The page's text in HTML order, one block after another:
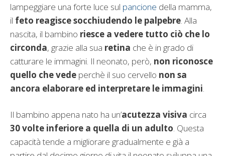
lampeggiare una forte luce sul pancione della mamma,
il feto reagisce socchiudendo le palpebre . Alla
nascita, il bambino riesce a vedere tutto ciò che lo
circonda, grazie alla sua retina che è in grado di
catturare le immagini. Il neonato, però, non riconosce
quello che vede perchè il suo cervello non sa
ancora elaborare ed interpretare le immagini
Il bambino appena nato ha un’acutezza visiva circa
30 volte inferiore a quella di un adulto. Questa
capacità tende a migliorare gradualmente e già a